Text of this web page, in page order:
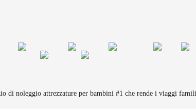
noleggio attrezzature per bambini #1 che rende i viaggi